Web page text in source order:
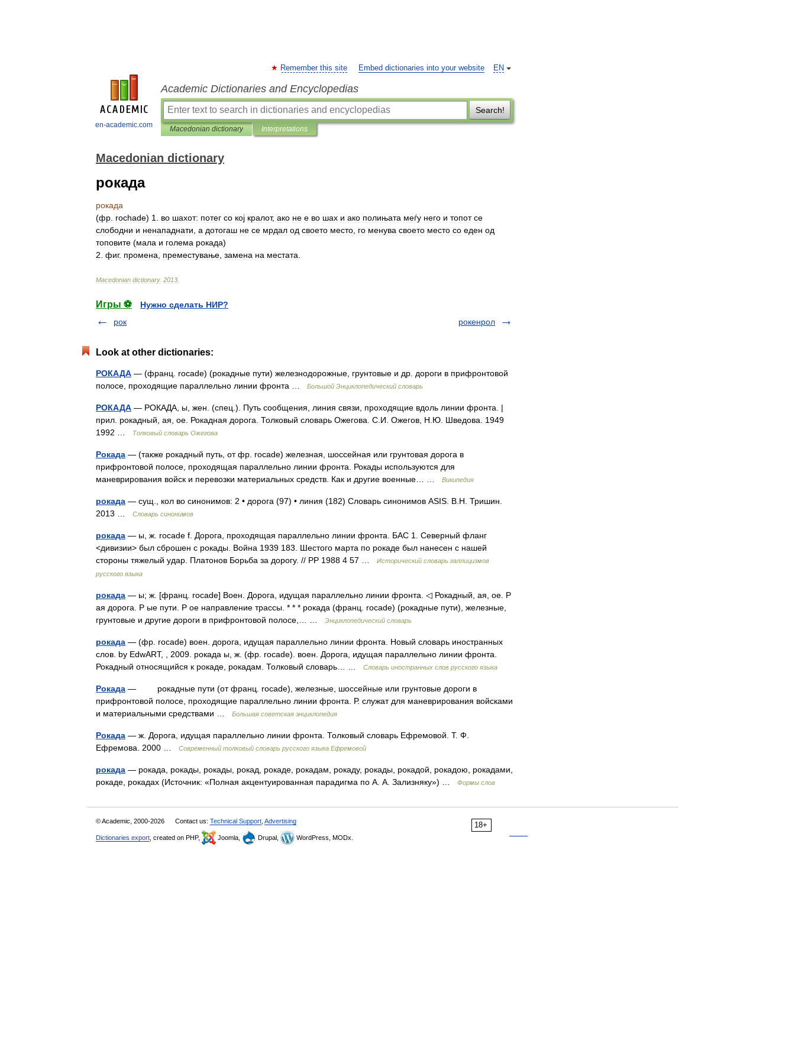
en-academic.com
EN
Remember this site Embed dictionaries into your website
Academic Dictionaries and Encyclopedias
Search!
Macedonian dictionary Interpretations
Macedonian dictionary
рокада
рокада
(фр rochade) 1 во шахот: потег со кој кралот, ако не е во шах и ако полињата меѓу него и топот се
слободни и ненападнати а дотогаш не се мрдал од своето место го менува своето место со еден од
топовите (мала и голема рокада)
2 фиг. промена преместување замена на местата
Macedonian dictionary. 2013
Игры ⚽
Нужно сделать НИР?
рок
рокенрол
Look at other dictionaries:
РОКАДА — (франц. rocade) (рокадные пути) железнодорожные, грунтовые и др. дороги в прифронтовой
полосе, проходящие параллельно линии фронта …
Большой Энциклопедический словарь
РОКАДА — РОКАДА, ы, жен. (спец.). Путь сообщения, линия связи, проходящие вдоль линии фронта. |
прил. рокадный, ая, ое. Рокадная дорога. Толковый словарь Ожегова. С.И. Ожегов, Н.Ю. Шведова. 1949
1992 …
Толковый словарь Ожегова
Рокада — (также рокадный путь, от фр. rocade) железная, шоссейная или грунтовая дорога в
прифронтовой полосе, проходящая параллельно линии фронта. Рокады используются для
маневрирования войск и перевозки материальных средств. Как и другие военные… …
Википедия
рокада — сущ., кол во синонимов: 2 • дорога (97) • линия (182) Словарь синонимов ASIS. В.Н. Тришин.
2013 …
Словарь синонимов
рокада — ы, ж. rocade f. Дорога, проходящая параллельно линии фронта. БАС 1. Северный фланг
<дивизии> был сброшен с рокады. Война 1939 183. Шестого марта по рокаде был нанесен с нашей
стороны тяжелый удар. Платонов Борьба за дорогу. // РР 1988 4 57 …
Исторический словарь галлицизмов
русского языка
рокада — ы; ж. [франц. rocade] Воен. Дорога, идущая параллельно линии фронта. ◁ Рокадный, ая, ое. Р
ая дорога. Р ые пути. Р ое направление трассы. * * * рокада (франц. rocade) (рокадные пути), железные,
грунтовые и другие дороги в прифронтовой полосе,… …
Энциклопедический словарь
рокада — (фр. rocade) воен. дорога, идущая параллельно линии фронта. Новый словарь иностранных
слов. by EdwART, , 2009. рокада ы, ж. (фр. rocade). воен. Дорога, идущая параллельно линии фронта.
Рокадный относящийся к рокаде, рокадам. Толковый словарь… …
Словарь иностранных слов русского языка
Рокада — рокадные пути (от франц. rocade), железные, шоссейные или грунтовые дороги в
прифронтовой полосе, проходящие параллельно линии фронта. Р. служат для маневрирования войсками
и материальными средствами …
Большая советская энциклопедия
Рокада — ж. Дорога, идущая параллельно линии фронта. Толковый словарь Ефремовой. Т. Ф.
Ефремова. 2000 …
Современный толковый словарь русского языка Ефремовой
рокада — рокада, рокады, рокады, рокад, рокаде, рокадам, рокаду, рокады, рокадой, рокадою, рокадами,
рокаде, рокадах (Источник: «Полная акцентуированная парадигма по А. А. Зализняку») …
Формы слов
18+
© Academic, 2000-2026 Contact us: Technical Support Advertising
Dictionaries export , created on PHP, Joomla, Drupal, WordPress, MODx.